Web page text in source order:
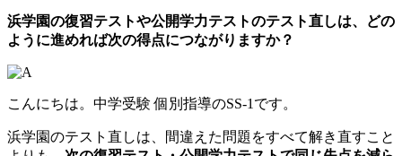
浜学園の復習テストや公開学力テストのテスト直しは、どの
ように進めれば次の得点につながりますか？
こんにちは。中学受験 個別指導のSS-1です。
浜学園のテスト直しは、間違えた問題をすべて解き直すこと